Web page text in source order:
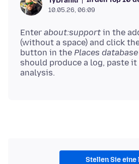
10.05.26, 06:09
Enter about:support in the
(without a space) and click
button in the Places database
should produce a log, paste
Stellen Sie eine